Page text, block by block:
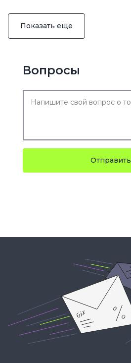
Показать еще
Вопросы
Отправить